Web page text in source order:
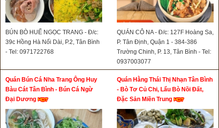
BÚN BÒ HUẾ NGỌC TRANG - Đ/c:
39c Hồng Hà Nối Dài, P.2, Tân Bình
- Tel: 0971722768
QUÁN CÔ NA - Đ/c: 127F Hoàng Sa,
P. Tân Định, Quận 1 - 384-386
Trường Chinh, P. 13, Tân Bình - Tel:
0937003077
Quán Bún Cá Nha Trang Ông Huy
Bàu Cát Tân Bình - Bún Cá Ngừ
Đại Dương
Quán Hằng Thái Thị Nhạn Tân Bình
- Bò Tơ Củ Chi, Lẩu Bò Nồi Đất,
Đặc Sản Miền Trung